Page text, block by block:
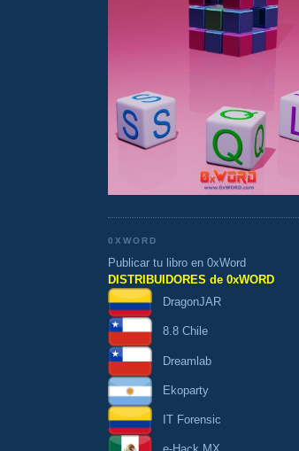
0XWORD
Publicar tu libro en 0xWord
DISTRIBUIDORES de 0xWORD
DragonJAR
8.8 Chile
Dreamlab
Ekoparty
IT Forensic